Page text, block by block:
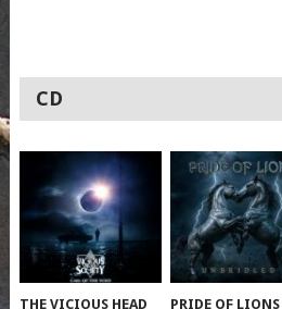
CD
THE VICIOUS HEAD PRIDE OF LIONS